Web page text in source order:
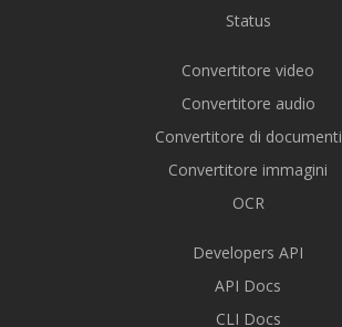
Status
Convertitore video
Convertitore audio
Convertitore di documenti
Convertitore immagini
OCR
Developers API
API Docs
CLI Docs